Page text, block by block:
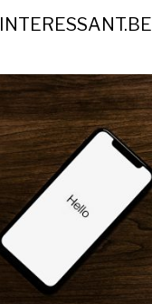
INTERESSANT.BE